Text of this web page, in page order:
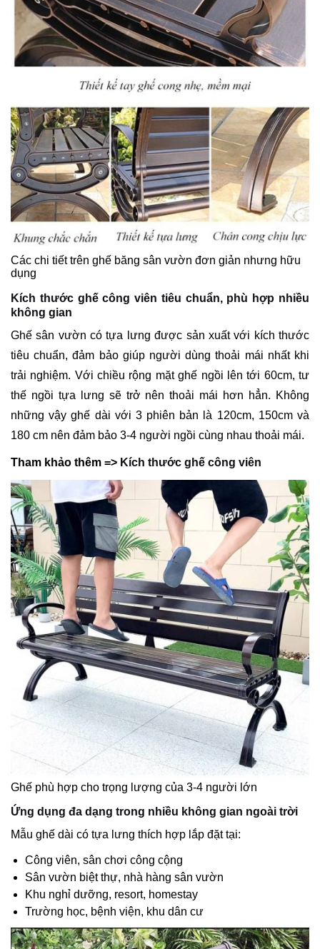
Các chi tiết trên ghế băng sân vườn đơn giản nhưng hữu
dụng
Kích thước ghế công viên tiêu chuẩn, phù hợp nhiều
không gian
Ghế sân vườn có tựa lưng được sản xuất với kích thước
tiêu chuẩn, đảm bảo giúp người dùng thoải mái nhất khi
trải nghiệm. Với chiều rộng mặt ghế ngồi lên tới 60cm, tư
thế ngồi tựa lưng sẽ trở nên thoải mái hơn hẳn. Không
những vậy ghế dài với 3 phiên bản là 120cm, 150cm và
180 cm nên đảm bảo 3-4 người ngồi cùng nhau thoải mái.
Tham khảo thêm => Kích thước ghế công viên
Ghế phù hợp cho trọng lượng của 3-4 người lớn
Ứng dụng đa dạng trong nhiều không gian ngoài trời
Mẫu ghế dài có tựa lưng thích hợp lắp đặt tại:
Công viên, sân chơi công cộng
Sân vườn biệt thự, nhà hàng sân vườn
Khu nghỉ dưỡng, resort, homestay
Trường học, bệnh viện, khu dân cư